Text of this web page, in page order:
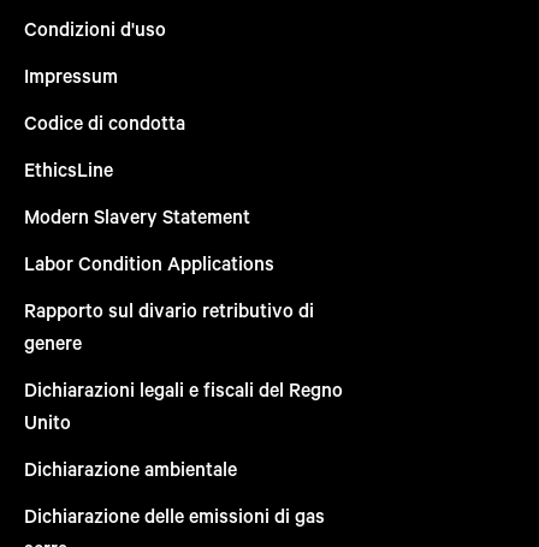
Condizioni d'uso
Impressum
Codice di condotta
EthicsLine
Modern Slavery Statement
Labor Condition Applications
Rapporto sul divario retributivo di
genere
Dichiarazioni legali e fiscali del Regno
Unito
Dichiarazione ambientale
Dichiarazione delle emissioni di gas